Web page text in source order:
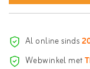
Al online sinds
Webwinkel met